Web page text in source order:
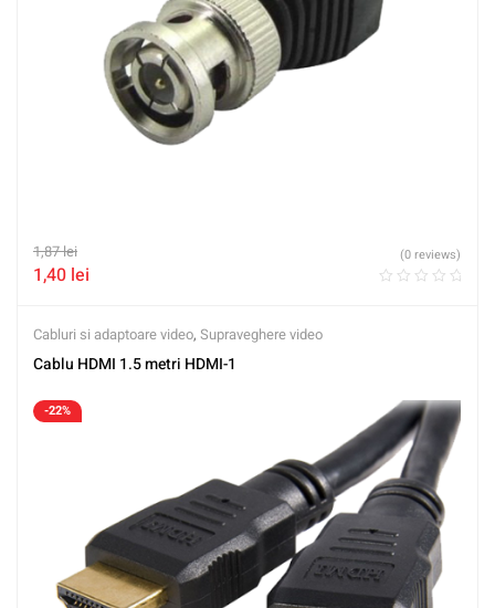
1,87lei
1,40 lei
(0 reviews)
Cabluri si adaptoare video, Supraveghere video
Cablu HDMI 1.5 metri HDMI-1
-22%